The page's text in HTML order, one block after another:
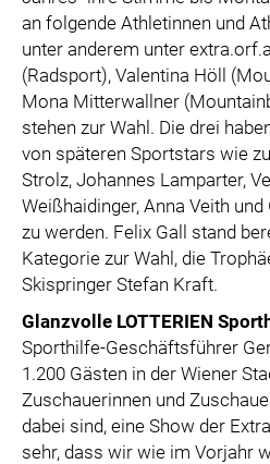
an folgende Athletinnen und
unter anderem unter
(Radsport), Valentina Höll
Mona Mitterwallner
stehen zur Wahl. Die drei
von späteren Sportstars wie
Strolz, Johannes Lamparter,
Weißhaidinger, Anna Veith
zu werden. Felix Gall stand
Kategorie zur Wahl, die
Skispringer Stefan Kraft.
Glanzvolle LOTTERIEN
Sporthilfe-Geschäftsführer
1.200 Gästen in der Wiener
Zuschauerinnen und
dabei sind, eine Show der
sehr, dass wir wie im Vorjahr